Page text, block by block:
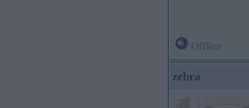
zebra